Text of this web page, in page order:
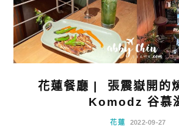
花蓮餐廳 | ⁡ 張震嶽開的
Komodz 谷慕
花蓮 2022-09-27